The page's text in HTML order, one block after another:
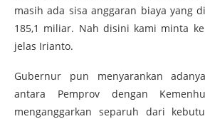
masih ada sisa anggaran biaya yang
185,1 miliar. Nah disini kami minta
jelas Irianto.
Gubernur pun menyarankan
antara Pemprov dengan
menganggarkan separuh dari